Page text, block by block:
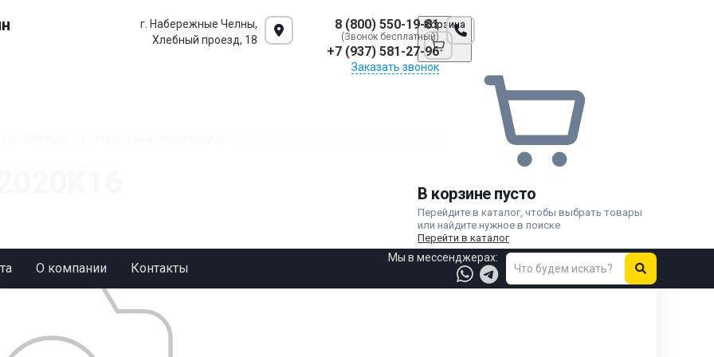
г. Набережные Челны,
Хлебный проезд, 18
8 (800) 550-19-81
(Звонок бесплатный)
+7 (937) 581-27-96
Заказать звонок
Корзина
В корзине пусто
Перейдите в каталог, чтобы выбрать товары
или найдите нужное в поиске
Перейти в каталог
О компании Контакты
Мы в мессенджерах: